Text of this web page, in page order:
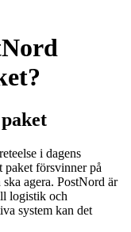
i dagens
paket försvinner på
agera. PostNord är
logistik och
system kan det